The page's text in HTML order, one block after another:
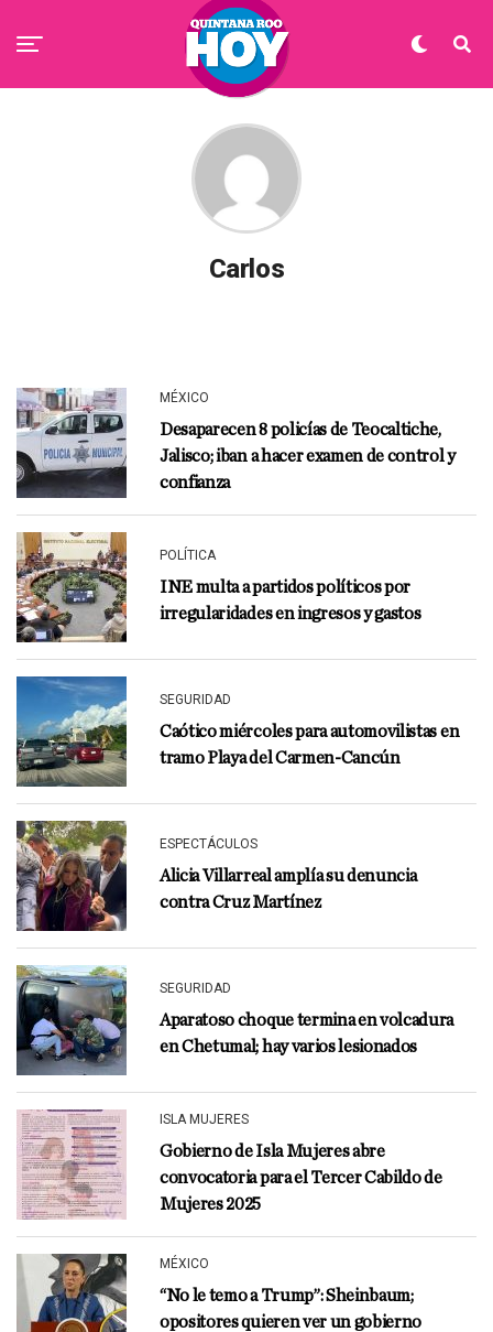
Carlos
MÉXICO
Desaparecen 8 policías de Teocaltiche,
Jalisco; iban a hacer examen de control y
confianza
POLÍTICA
INE multa a partidos políticos por
irregularidades en ingresos y gastos
SEGURIDAD
Caótico miércoles para automovilistas en
tramo Playa del Carmen-Cancún
ESPECTÁCULOS
Alicia Villarreal amplía su denuncia
contra Cruz Martínez
SEGURIDAD
Aparatoso choque termina en volcadura
en Chetumal; hay varios lesionados
ISLA MUJERES
Gobierno de Isla Mujeres abre
convocatoria para el Tercer Cabildo de
Mujeres 2025
MÉXICO
“No le temo a Trump”: Sheinbaum;
opositores quieren ver un gobierno